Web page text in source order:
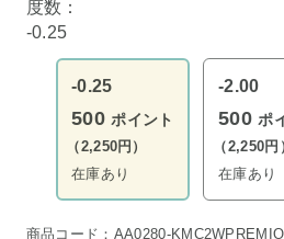
度数：
-0.25
-0.25
500 ポイント
（2,250円）
在庫あり
-2.00
500 ポ
（2,250円
在庫あり
商品コード：AA0280-